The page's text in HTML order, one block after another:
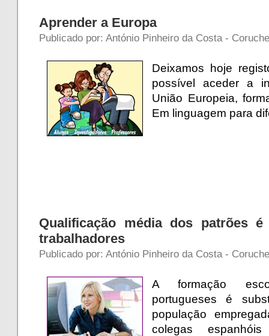
Aprender a Europa
Publicado por: António Pinheiro da Costa -
Deixamos hoje
possível aceder a
União Europeia,
Em linguagem para
Qualificação média dos patrões
trabalhadores
Publicado por: António Pinheiro da Costa -
A formação
portugueses é
população
colegas